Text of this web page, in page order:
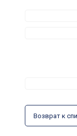
Возврат к